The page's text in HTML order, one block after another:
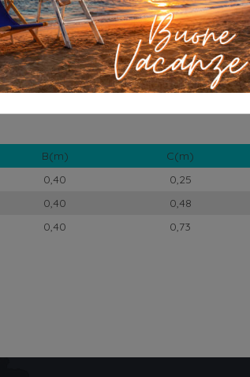
B(m)
C(m)
0,40
0,25
0,40
0,48
0,40 0,73